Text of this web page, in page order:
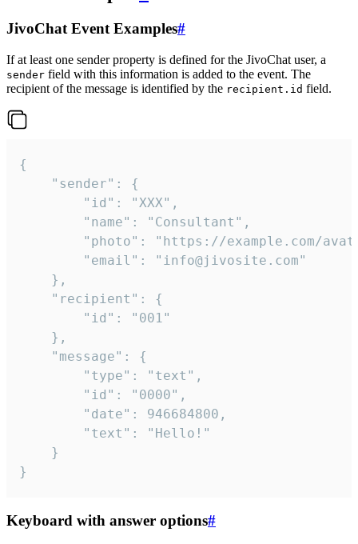
JivoChat Event Examples#
If at least one sender property is defined for the JivoChat user, a
sender field with this information is added to the event. The
recipient of the message is identified by the recipient.id field.
{
}
Keyboard with answer options#